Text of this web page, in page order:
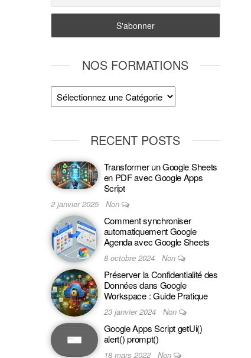
NOS FORMATIONS
RECENT POSTS
Transformer un Google Sheets
en PDF avec Google Apps
Script
2 janvier 2025 Non
Comment synchroniser
automatiquement Google
Agenda avec Google Sheets
8 octobre 2024 Non
Préserver la Confidentialité des
Données dans Google
Workspace : Guide Pratique
23 janvier 2024 Non
Google Apps Script getUi()
alert() prompt()
18 mars 2022 Non